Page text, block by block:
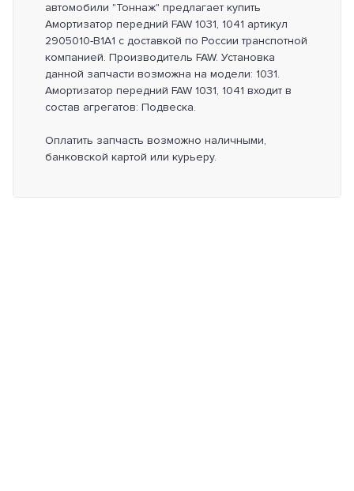
автомобили "Тоннаж" предлагает купить
Амортизатор передний FAW 1031, 1041 артикул
2905010-B1A1 с доставкой по России транспотной
компанией. Производитель FAW. Установка
данной запчасти возможна на модели: 1031.
Амортизатор передний FAW 1031, 1041 входит в
состав агрегатов: Подвеска.
Оплатить запчасть возможно наличными,
банковской картой или курьеру.